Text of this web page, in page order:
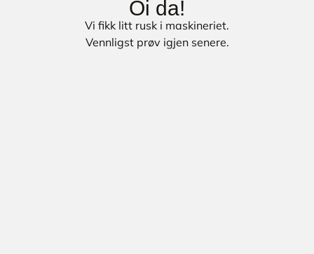
Oi da!
Vi fikk litt rusk i maskineriet.
Vennligst prøv igjen senere.